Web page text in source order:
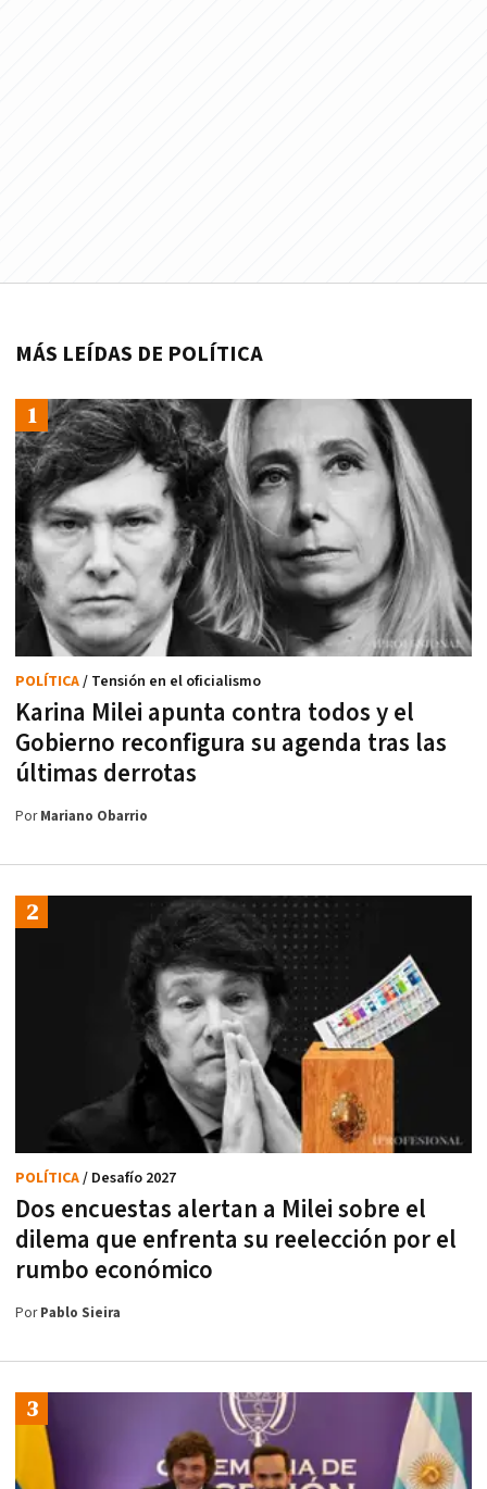
MÁS LEÍDAS DE POLÍTICA
Karina Milei apunta contra todos y el
Gobierno reconfigura su agenda tras las
últimas derrotas
POLÍTICA/ Tensión en el oficialismo
PorMariano Obarrio
Dos encuestas alertan a Milei sobre el
dilema que enfrenta su reelección por el
rumbo económico
POLÍTICA/ Desafío 2027
PorPablo Sieira